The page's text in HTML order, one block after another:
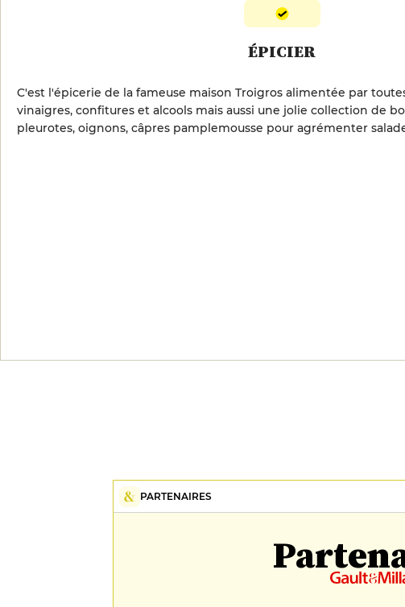
ÉPICIER
C'est l'épicerie de la fameuse maison Troigros alimentée par
vinaigres, confitures et alcools mais aussi une jolie collection de
pleurotes, oignons, câpres pamplemousse pour agrémenter
PARTENAIRES